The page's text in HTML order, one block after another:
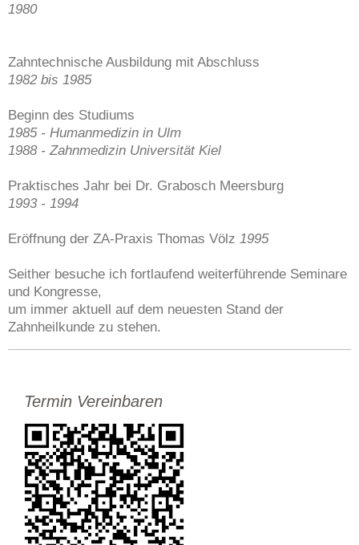
1980
Zahntechnische Ausbildung mit Abschluss
1982 bis 1985
Beginn des Studiums
1985 - Humanmedizin in Ulm
1988 - Zahnmedizin Universität Kiel
Praktisches Jahr bei Dr. Grabosch Meersburg
1993 - 1994
Eröffnung der ZA-Praxis Thomas Völz 1995
Seither besuche ich fortlaufend weiterführende Seminare
und Kongresse,
um immer aktuell auf dem neuesten Stand der
Zahnheilkunde zu stehen.
Termin Vereinbaren